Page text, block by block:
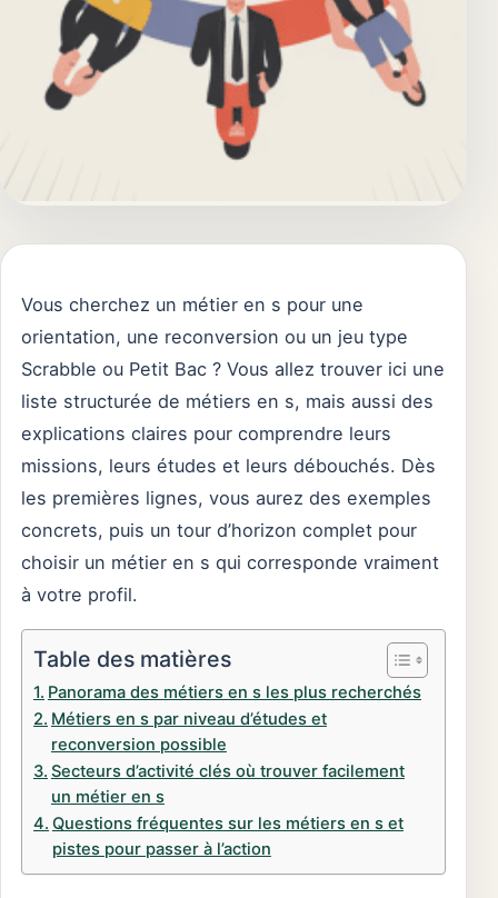
Vous cherchez un métier en s pour une
orientation, une reconversion ou un jeu type
Scrabble ou Petit Bac ? Vous allez trouver ici une
liste structurée de métiers en s, mais aussi des
explications claires pour comprendre leurs
missions, leurs études et leurs débouchés. Dès
les premières lignes, vous aurez des exemples
concrets, puis un tour d’horizon complet pour
choisir un métier en s qui corresponde vraiment
à votre profil.
Table des matières
Panorama des métiers en s les plus recherchés
Métiers en s par niveau d’études et
reconversion possible
Secteurs d’activité clés où trouver facilement
un métier en s
Questions fréquentes sur les métiers en s et
pistes pour passer à l’action